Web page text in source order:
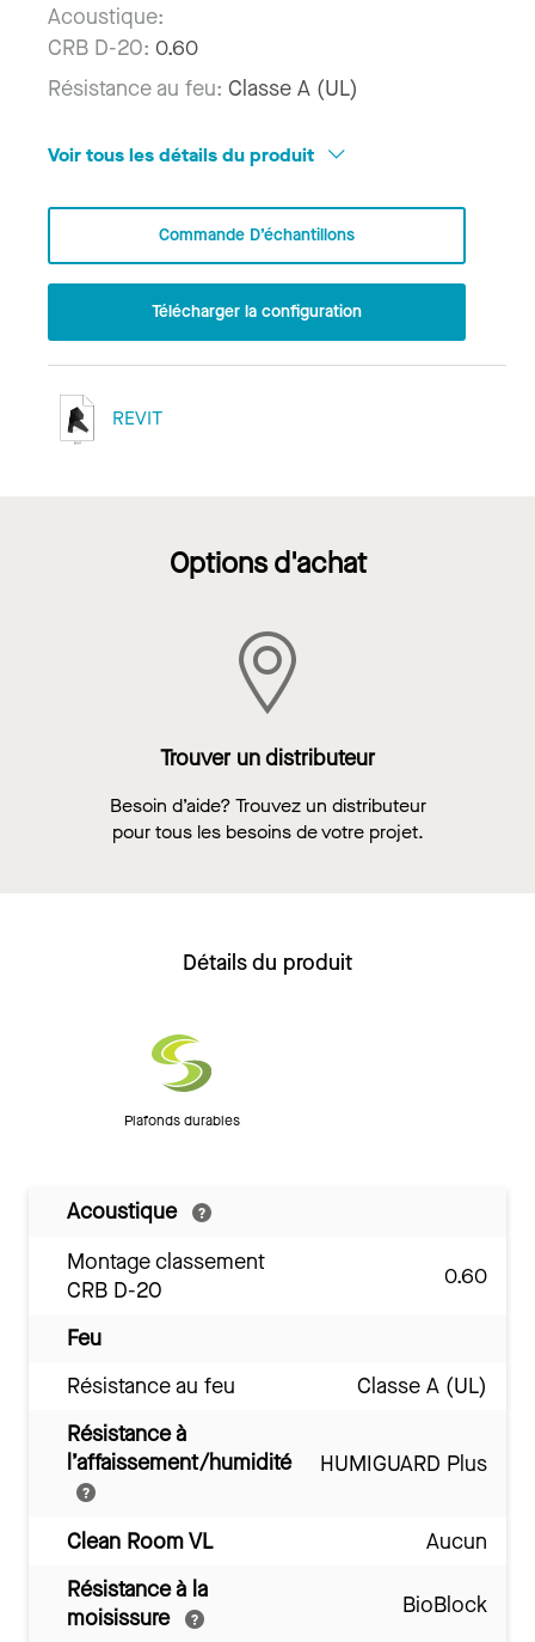
Acoustique:
CRB D-20: 0.60
Résistance au feu: Classe A (UL)
Voir tous les détails du produit
Commande D’échantillons
Télécharger la configuration
REVIT
Options d'achat
Trouver un distributeur
Besoin d’aide? Trouvez un distributeur
pour tous les besoins de votre projet.
Détails du produit
Plafonds durables
Acoustique
Montage classement
CRB D-20
0.60
Feu
Résistance au feu
Classe A (UL)
Résistance à
l’affaissement/humidité
HUMIGUARD Plus
Clean Room VL
Aucun
Résistance à la
moisissure
BioBlock